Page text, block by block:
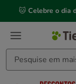
mensagem,
🐱 Celebre o dia